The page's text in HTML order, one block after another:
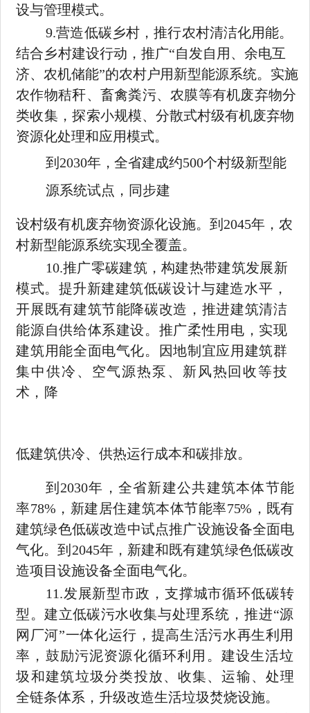
设与管理模式。
9.营造低碳乡村，推行农村清洁化用能。
结合乡村建设行动，推广“自发自用、余电互
济、农机储能”的农村户用新型能源系统。 实施
农作物秸秆、畜禽粪污、农膜等有机废弃物分
类收集，探索小规模、分散式村级有机废弃物
资源化处理和应用模式。
到 2030年，全省建成约500个村级新型能
源系统试点，同步建
设村级有机废弃物资源化设施。到 2045年，农
村新型能源系统实现全覆盖。
10.推广零碳建筑，构建热带建筑发展新
模式。提升新建建筑低碳设计与建造水平，
开展既有建筑节能降碳改造，推进建筑清洁
能源自供给体系建设。推广柔性用电，实现
建筑用能全面电气化。因地制宜应用建筑群
集中供冷、空气源热泵、新风热回收等技
术，降
低建筑供冷、供热运行成本和碳排放。
到 2030年，全省新建公共建筑本体节能
率78% ，新建居住建筑本体节能率75% ，既有
建筑绿色低碳改造中试点推广设施设备全面电
气化。到 2045年，新建和既有建筑绿色低碳改
造项目设施设备全面电气化。
11.发展新型市政，支撑城市循环低碳转
型。建立低碳污水收集与处理系统，推进“源
网厂河”一体化运行，提高生活污水再生利用
率，鼓励污泥资源化循环利用。建设生活垃
圾和建筑垃圾分类投放、收集、运输、处理
全链条体系，升级改造生活垃圾焚烧设施。